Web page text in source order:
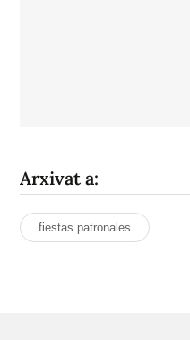
Arxivat a:
fiestas patronales